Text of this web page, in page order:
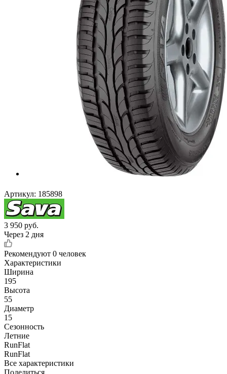
Артикул: 185898
3 950 руб.
Через 2 дня
Рекомендуют 0 человек
Характеристики
Ширина
195
Высота
55
Диаметр
15
Сезонность
Летние
RunFlat
RunFlat
Все характеристики
Поделиться